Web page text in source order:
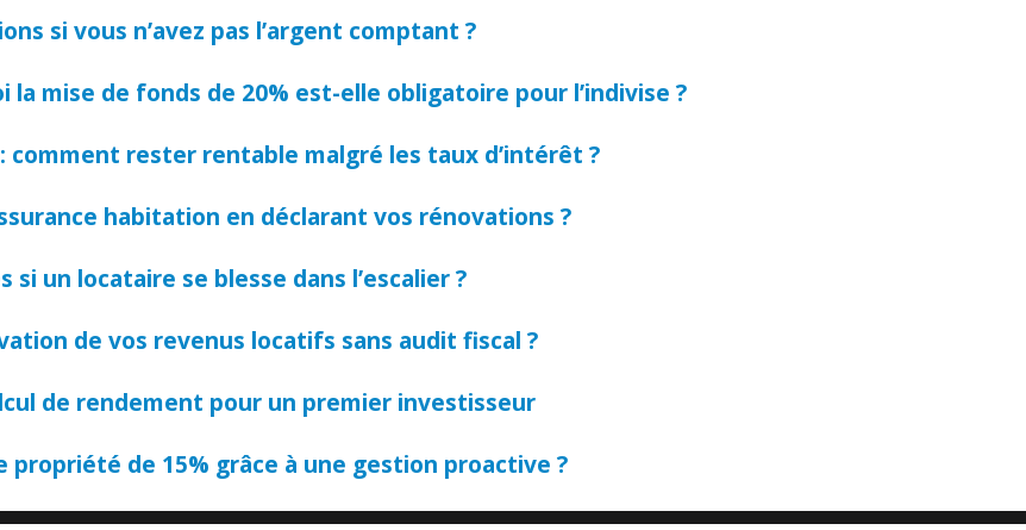
si vous n’avez pas l’argent comptant ?
mise de fonds de 20% est-elle obligatoire pour l’indivise ?
comment rester rentable malgré les taux d’intérêt ?
habitation en déclarant vos rénovations ?
un locataire se blesse dans l’escalier ?
de vos revenus locatifs sans audit fiscal ?
de rendement pour un premier investisseur
de 15% grâce à une gestion proactive ?